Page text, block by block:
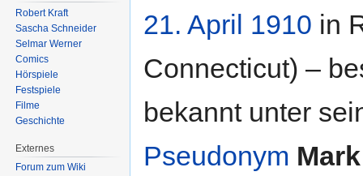
21. April 1910 in
Connecticut) –
bekannt unter
Pseudonym
Robert Kraft
Sascha Schneider
Selmar Werner
Comics
Hörspiele
Festspiele
Filme
Geschichte
Externes
Forum zum Wiki